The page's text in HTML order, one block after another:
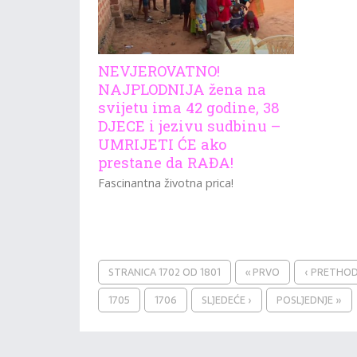
NEVJEROVATNO!
NAJPLODNIJA žena na
svijetu ima 42 godine, 38
DJECE i jezivu sudbinu –
UMRIJETI ĆE ako
prestane da RAĐA!
Fascinantna životna prica!
STRANICA 1702 OD 1801 « PRVO ‹
1705
1706 SLJEDEĆE › POSLJEDNJE »